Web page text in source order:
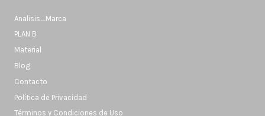
Analisis_Marca
PLAN B
Material
Blog
Contacto
Política de Privacidad
Términos y Condiciones de Uso